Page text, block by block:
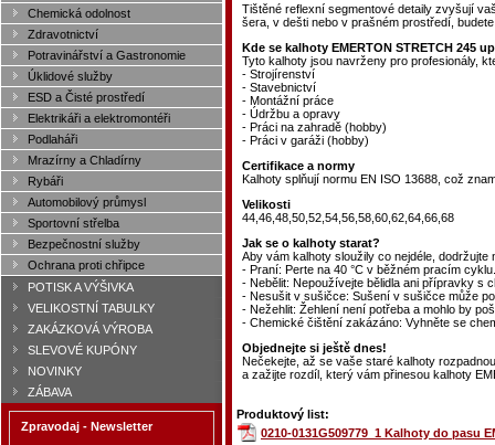
Chemická odolnost
Zdravotnictví
Potravinářství a Gastronomie
Úklidové služby
ESD a Čisté prostředí
Elektrikáři a elektromontéři
Podlaháři
Mrazírny a Chladírny
Rybáři
Automobilový průmysl
Sportovní střelba
Bezpečnostní služby
Ochrana proti chřipce
POTISK A VÝŠIVKA
VELIKOSTNÍ TABULKY
ZAKÁZKOVÁ VÝROBA
SLEVOVÉ KUPÓNY
NOVINKY
ZÁBAVA
Zpravodaj - Newsletter
Tištěné reflexní segmentové detaily zvyšují
šera, v dešti nebo v prašném prostředí,
Kde se kalhoty EMERTON STRETCH 245
Tyto kalhoty jsou navrženy pro profesionály,
- Strojírenství
- Stavebnictví
- Montážní práce
- Údržbu a opravy
- Práci na zahradě (hobby)
- Práci v garáži (hobby)
Certifikace a normy
Kalhoty splňují normu EN ISO 13688, což
Velikosti
44,46,48,50,52,54,56,58,60,62,64,66,68
Jak se o kalhoty starat?
Aby vám kalhoty sloužily co nejdéle, dodržujte
- Praní: Perte na 40 °C v běžném pracím cyklu.
- Nebělit: Nepoužívejte bělidla ani přípravky s
- Nesušit v sušičce: Sušení v sušičce může
- Nežehlit: Žehlení není potřeba a mohlo by
- Chemické čištění zakázáno: Vyhněte se
Objednejte si ještě dnes!
Nečekejte, až se vaše staré kalhoty
a zažijte rozdíl, který vám přinesou kalhoty
Produktový list:
0210-0131G509779_1 Kalhoty do pasu